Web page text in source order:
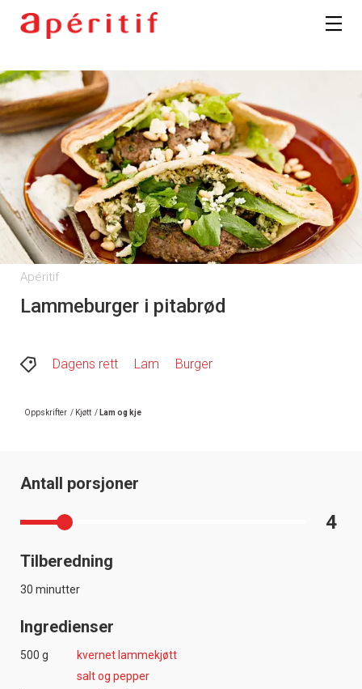
Apéritif
Lammeburger i pitabrød
Dagens rett Lam Burger
Oppskrifter / Kjøtt / Lam og kje
Antall porsjoner
4
Tilberedning
30 minutter
Ingredienser
500 g
kvernet lammekjøtt
salt og pepper